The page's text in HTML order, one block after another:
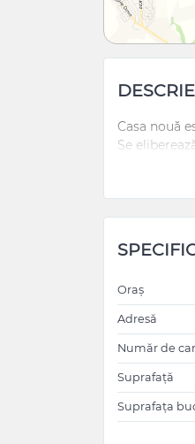
Casa nouă
Se
Oraș
Adresă
Număr de
Suprafață
Suprafața